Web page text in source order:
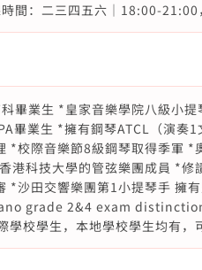
間：二三四五六｜18:00-21:00
畢業生 *皇家音樂學院八級小
畢業生 *擁有鋼琴ATCL（演奏
*校際音樂節8級鋼琴取得季軍 *
港科技大學的管弦樂團成員 *修
*沙田交響樂團第1小提琴手 擁
grade 2&4 exam
校學生，本地學校學生均有，